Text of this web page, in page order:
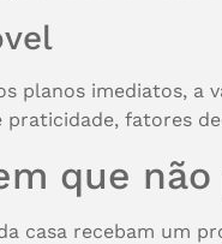
planos imediatos,
praticidade, fatores
que
casa recebam um